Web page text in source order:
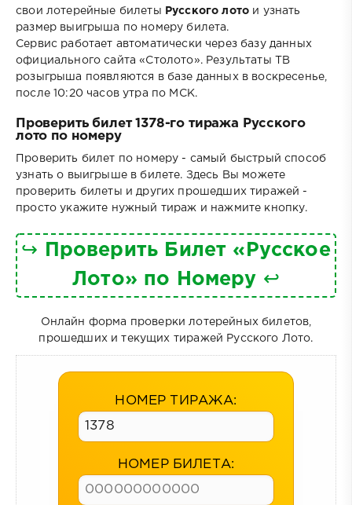
свои лотерейные билеты
Русского лото и узнать
размер выигрыша по номеру билета.
Сервис работает автоматически через базу данных
официального сайта «Столото». Результаты ТВ
розыгрыша появляются в базе данных в воскресенье,
после 10:20 часов утра по МСК.
Проверить билет 1378-го тиража Русского
лото по номеру
Проверить билет по номеру - самый быстрый способ
узнать о выигрыше в билете. Здесь Вы можете
проверить билеты и других прошедших тиражей -
просто укажите нужный тираж и нажмите кнопку.
↪ Проверить Билет «Русское
Лото» по Номеру ↩
Онлайн форма проверки лотерейных билетов,
прошедших и текущих тиражей Русского Лото.
НОМЕР ТИРАЖА:
НОМЕР БИЛЕТА: